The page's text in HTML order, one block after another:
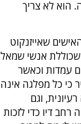
הוא לא צריך
שאייזנקוט
אנשי שמאל
עמדות וכאשר
כי כל מפלגה אינה
וגם
רחב דיו כדי לזכות